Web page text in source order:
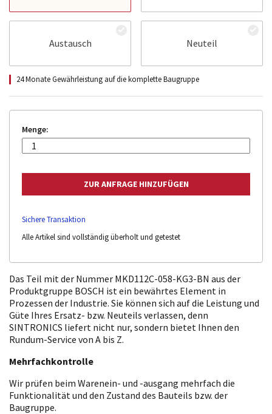
Austausch Neuteil
24 Monate Gewährleistung auf die komplette Baugruppe
Menge:
Sichere Transaktion
Alle Artikel sind vollständig überholt und getestet
Das Teil mit der Nummer MKD112C-058-KG3-BN aus der
Produktgruppe BOSCH ist ein bewährtes Element in
Prozessen der Industrie. Sie können sich auf die Leistung und
Güte Ihres Ersatz- bzw. Neuteils verlassen, denn
SINTRONICS liefert nicht nur, sondern bietet Ihnen den
Rundum-Service von A bis Z.
Mehrfachkontrolle
Wir prüfen beim Warenein- und -ausgang mehrfach die
Funktionalität und den Zustand des Bauteils bzw. der
Baugruppe.